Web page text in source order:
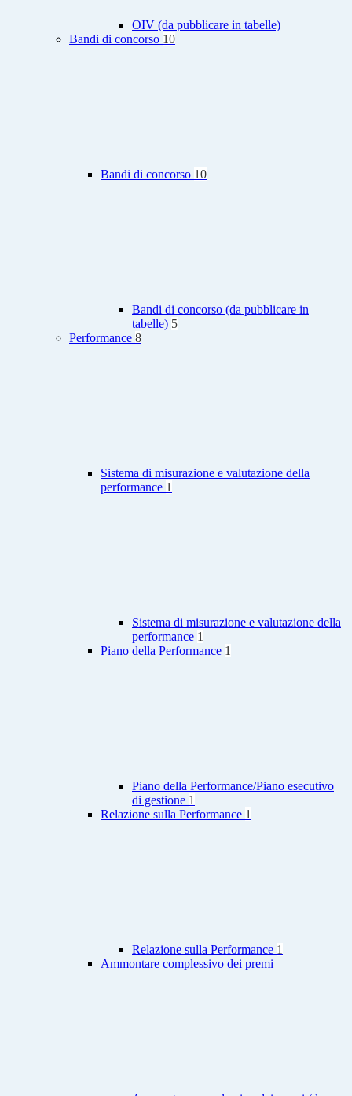
OIV (da pubblicare in tabelle)
Bandi di concorso 10
Bandi di concorso 10
Bandi di concorso (da pubblicare in
tabelle) 5
Performance 8
Sistema di misurazione e valutazione della
performance 1
Sistema di misurazione e valutazione della
performance 1
Piano della Performance 1
Piano della Performance/Piano esecutivo
di gestione 1
Relazione sulla Performance 1
Relazione sulla Performance 1
Ammontare complessivo dei premi